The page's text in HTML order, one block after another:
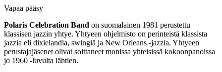
Vapaa pääsy
Polaris Celebration Band on suomalainen 1981 perustettu
klassisen jazzin yhtye. Yhtyeen ohjelmisto on perinteistä klassista
jazzia eli dixielandia, swingiä ja New Orleans -jazzia. Yhtyeen
perustajajäsenet olivat soittaneet monissa yhteisissä kokoonpanoissa
jo 1960 -luvulta lähtien.